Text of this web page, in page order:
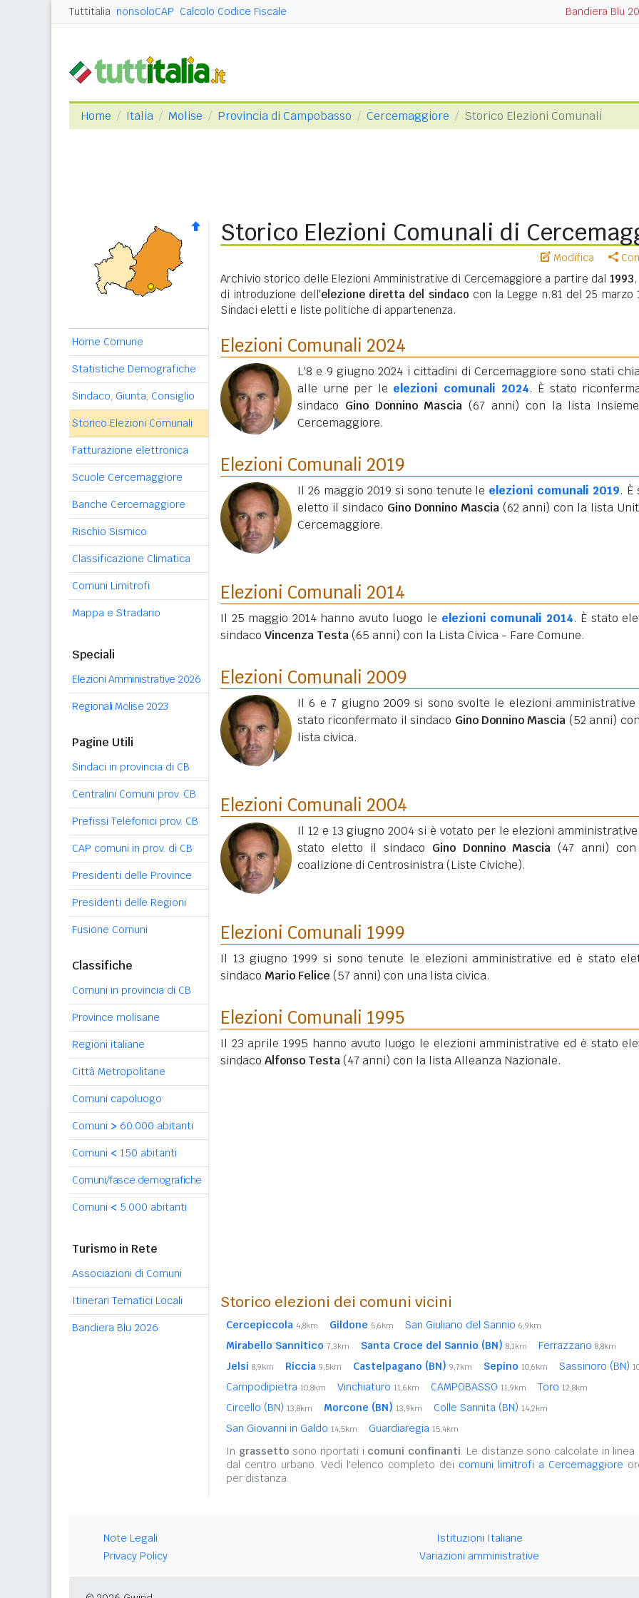
Tuttitalia nonsoloCAP Calcolo Codice Fiscale Bandiera Blu
Home Italia Molise Provincia di Campobasso Cercemaggiore Storico Elezioni Comunali
Home Comune
Statistiche Demografiche
Sindaco, Giunta, Consiglio
Storico Elezioni Comunali
Fatturazione elettronica
Scuole Cercemaggiore
Banche Cercemaggiore
Rischio Sismico
Classificazione Climatica
Comuni Limitrofi
Mappa e Stradario
Speciali
Elezioni Amministrative 2026
Regionali Molise 2023
Pagine Utili
Sindaci in provincia di CB
Centralini Comuni prov. CB
Prefissi Telefonici prov. CB
CAP comuni in prov. di CB
Presidenti delle Province
Presidenti delle Regioni
Fusione Comuni
Classifiche
Comuni in provincia di CB
Province molisane
Regioni italiane
Città Metropolitane
Comuni capoluogo
Comuni > 60.000 abitanti
Comuni < 150 abitanti
Comuni/fasce demografiche
Comuni < 5.000 abitanti
Turismo in Rete
Associazioni di Comuni
Itinerari Tematici Locali
Bandiera Blu 2026
Storico Elezioni Comunali di
Modifica
Archivio storico delle Elezioni Amministrative di Cercemaggiore a partire dal 1993
di introduzione dell'elezione diretta del sindaco con la Legge n.81 del 25 marzo
Sindaci eletti e liste politiche di appartenenza.
Elezioni Comunali 2024
L'8 e 9 giugno 2024 i cittadini di Cercemaggiore sono stati
alle urne per le elezioni comunali 2024. È stato
sindaco Gino Donnino Mascia (67 anni) con la lista
Cercemaggiore.
Elezioni Comunali 2019
Il 26 maggio 2019 si sono tenute le elezioni comunali 2019. È
eletto il sindaco Gino Donnino Mascia (62 anni) con la lista
Cercemaggiore.
Elezioni Comunali 2014
Il 25 maggio 2014 hanno avuto luogo le elezioni comunali 2014. È stato
sindaco Vincenza Testa(65 anni) con la Lista Civica - Fare Comune.
Elezioni Comunali 2009
Il 6 e 7 giugno 2009 si sono svolte le elezioni amministrative
stato riconfermato il sindaco Gino Donnino Mascia (52 anni)
lista civica.
Elezioni Comunali 2004
Il 12 e 13 giugno 2004 si è votato per le elezioni
stato eletto il sindaco Gino Donnino Mascia (47 anni)
coalizione di Centrosinistra (Liste Civiche).
Elezioni Comunali 1999
Il 13 giugno 1999 si sono tenute le elezioni amministrative ed è stato
sindaco Mario Felice (57 anni) con una lista civica.
Elezioni Comunali 1995
Il 23 aprile 1995 hanno avuto luogo le elezioni amministrative ed è stato
sindaco Alfonso Testa(47 anni) con la lista Alleanza Nazionale.
Storico elezioni dei comuni vicini
Cercepiccola 4,8km Gildone 5,6km San Giuliano del Sannio 6,9km
Mirabello Sannitico 7,3km Santa Croce del Sannio (BN) 8,1km Ferrazzano 8,8km
Jelsi 8,9km Riccia 9,5km Castelpagano (BN) 9,7km Sepino 10,6km Sassinoro (BN)
Campodipietra 10,8km Vinchiaturo 11,6km CAMPOBASSO 11,9km Toro 12,8km
Circello (BN) 13,8km Morcone (BN) 13,9km Colle Sannita (BN) 14,2km
San Giovanni in Galdo 14,5km Guardiaregia 15,4km
In grassetto sono riportati i comuni confinanti. Le distanze sono calcolate in linea
dal centro urbano. Vedi l'elenco completo dei comuni limitrofi a Cercemaggiore
per distanza.
Note Legali
Privacy Policy
Istituzioni Italiane
Variazioni amministrative